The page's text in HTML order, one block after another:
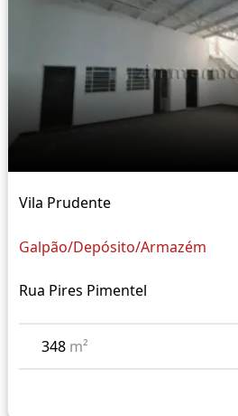
Vila Prudente
Galpão/Depósito/Armazém
Rua Pires Pimentel
348 m²